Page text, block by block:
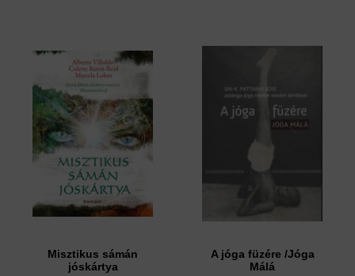
Misztikus sámán
jóskártya
A jóga füzére /Jóga
Málá